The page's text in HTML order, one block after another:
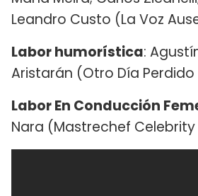
Leandro Custo (La Voz
Labor humorística:
Aristarán (Otro Día Perdido
Labor En Conducción
Nara (Mastrechef Celebrity